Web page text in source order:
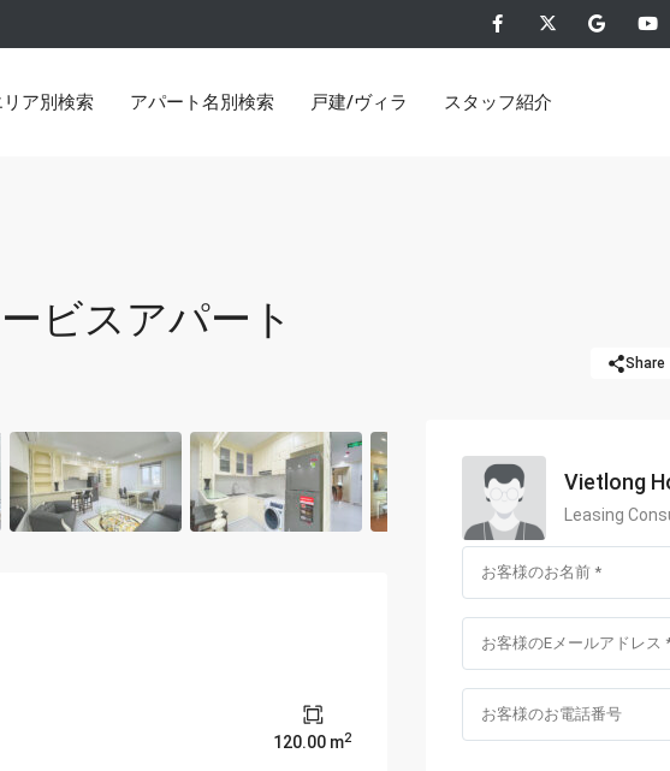
リア別検索 アパート名別検索
Khue
ークヒル）
D’Le Roi Soleil（ド・ル・ロア・ソレイユ）
Hoang Thanh Tower （ホアンタインタワー）
Water Mark （ウォーターマーク）
Sun Grand City （サングランドシティーアンコラ）Ancora
Indochina Plaza（インドチャイナプラザ）
Discovery Complex （ディスカバリー コンプレックス）
戸建/ヴィラ スタッフ紹介
ビスアパート
Share
120.00 m2
Vietlong
Leasing